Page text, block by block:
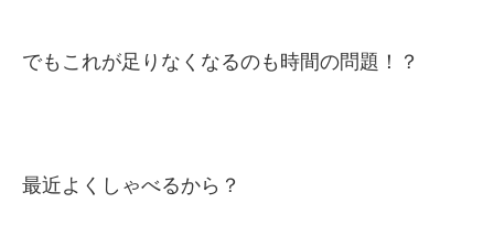
でもこれが足りなくなるのも時間の問題！？
最近よくしゃべるから？